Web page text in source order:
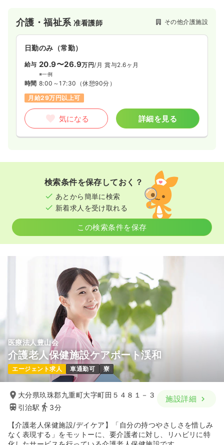
介護・福祉系准看護師 その他介護施設
日勤のみ（常勤）
給与 20.9〜26.9万円/月 賞与2.6ヶ月
※一例
時間 8:00～17:30 （休憩90分）
月給29万円以上可
気になる 詳細を見る
検索条件を保存しておく？
あとから簡単に検索
新着求人を受け取れる
この検索条件を保存
医療法人豊山会
介護老人保健施設ケアポート渓和
エージェント求人 車通勤可 寮
大分県玖珠郡九重町大字町田５４８１－３
引治駅
3分
施設詳細
【介護老人保健施設/デイケア】「自分の持つやさしさを惜しみ
なく表現する」をモットーに、要介護者に対し、リハビリに特